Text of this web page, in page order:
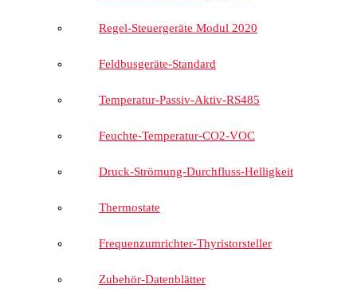
Regel-Steuergeräte Modul 2020
Feldbusgeräte-Standard
Temperatur-Passiv-Aktiv-RS485
Feuchte-Temperatur-CO2-VOC
Druck-Strömung-Durchfluss-Helligkeit
Thermostate
Frequenzumrichter-Thyristorsteller
Zubehör-Datenblätter